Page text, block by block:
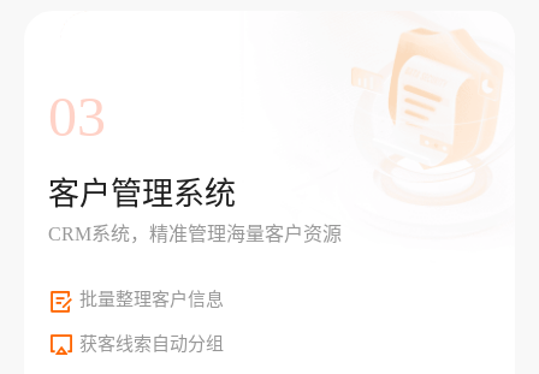
03
客户管理系统
CRM系统，精准管理海量客户资源
批量整理客户信息
获客线索自动分组